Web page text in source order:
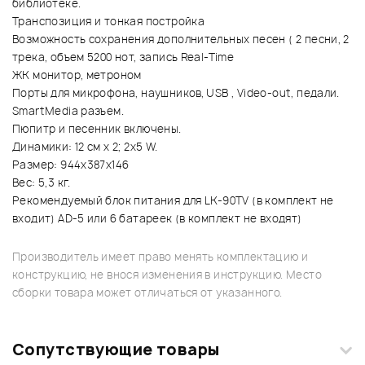
библиотеке.
Транспозиция и тонкая постройка
Возможность сохранения дополнительных песен ( 2 песни, 2
трека, объем 5200 нот, запись Real-Time
ЖК монитор, метроном
Порты для микрофона, наушников, USB , Video-out, педали.
SmartMedia разъем.
Пюпитр и песенник включены.
Динамики: 12 см x 2; 2x5 W.
Размер: 944x387x146
Вес: 5,3 кг.
Рекомендуемый блок питания для LK-90TV (в комплект не
входит) AD-5 или 6 батареек (в комплект не входят)
Производитель имеет право менять комплектацию и
конструкцию, не внося изменения в инструкцию. Место
сборки товара может отличаться от указанного.
Сопутствующие товары